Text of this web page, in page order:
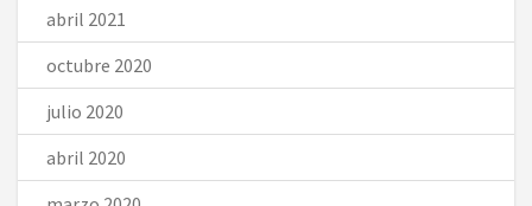
abril 2021
octubre 2020
julio 2020
abril 2020